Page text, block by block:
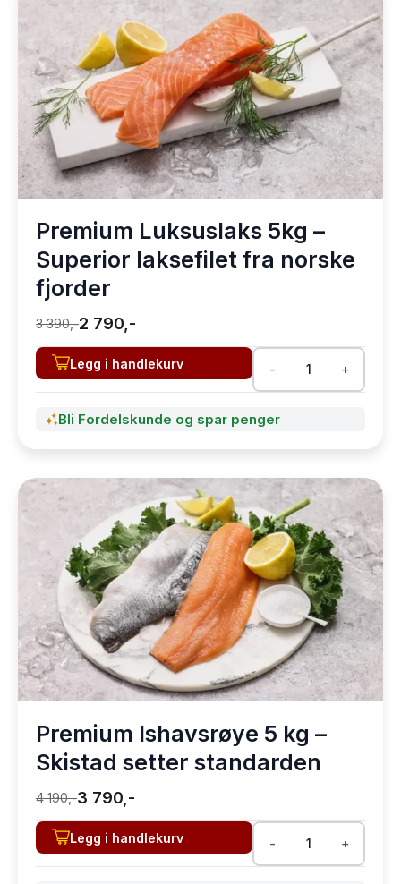
Premium Luksuslaks 5kg –
Superior laksefilet fra norske
fjorder
3 390,-2 790,-
- +
Legg i handlekurv
Bli Fordelskunde og spar penger
Premium Ishavsrøye 5 kg –
Skistad setter standarden
4 190,-3 790,-
- +
Legg i handlekurv